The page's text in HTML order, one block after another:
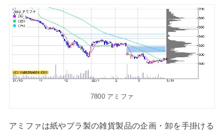
7800 アミファ
アミファは紙やプラ製の雑貨製品の企画・卸を手掛ける